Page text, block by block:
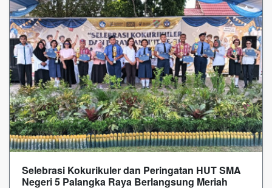
Selebrasi Kokurikuler dan Peringatan HUT SMA
Negeri 5 Palangka Raya Berlangsung Meriah